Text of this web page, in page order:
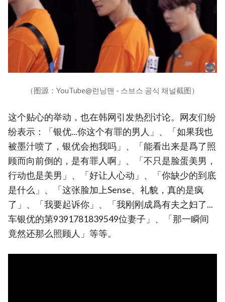
（图源：YouTube@런닝맨 - 스브스 공식 채널截图）
这个贴心的举动，也在韩网引发热烈讨论。网友们纷
纷表示：「银优...你这个有罪的男人」、「如果我也
被墨汁喷了，银优会抱我吗」、「能看出来是爲了照
顾而向前倒的，是有罪人啊」、「不只是脸蛋美男，
行动也是美男」、「好让人心动」、「你缺少的到底
是什么」、「这张脸加上Sense、礼貌，真的是疯
了」、「我要起诉你」、「我刚刚成爲有夫之妇了...
车银优的第9391781839549位妻子」、「那一瞬间
竟然还那么照顾人」等等。